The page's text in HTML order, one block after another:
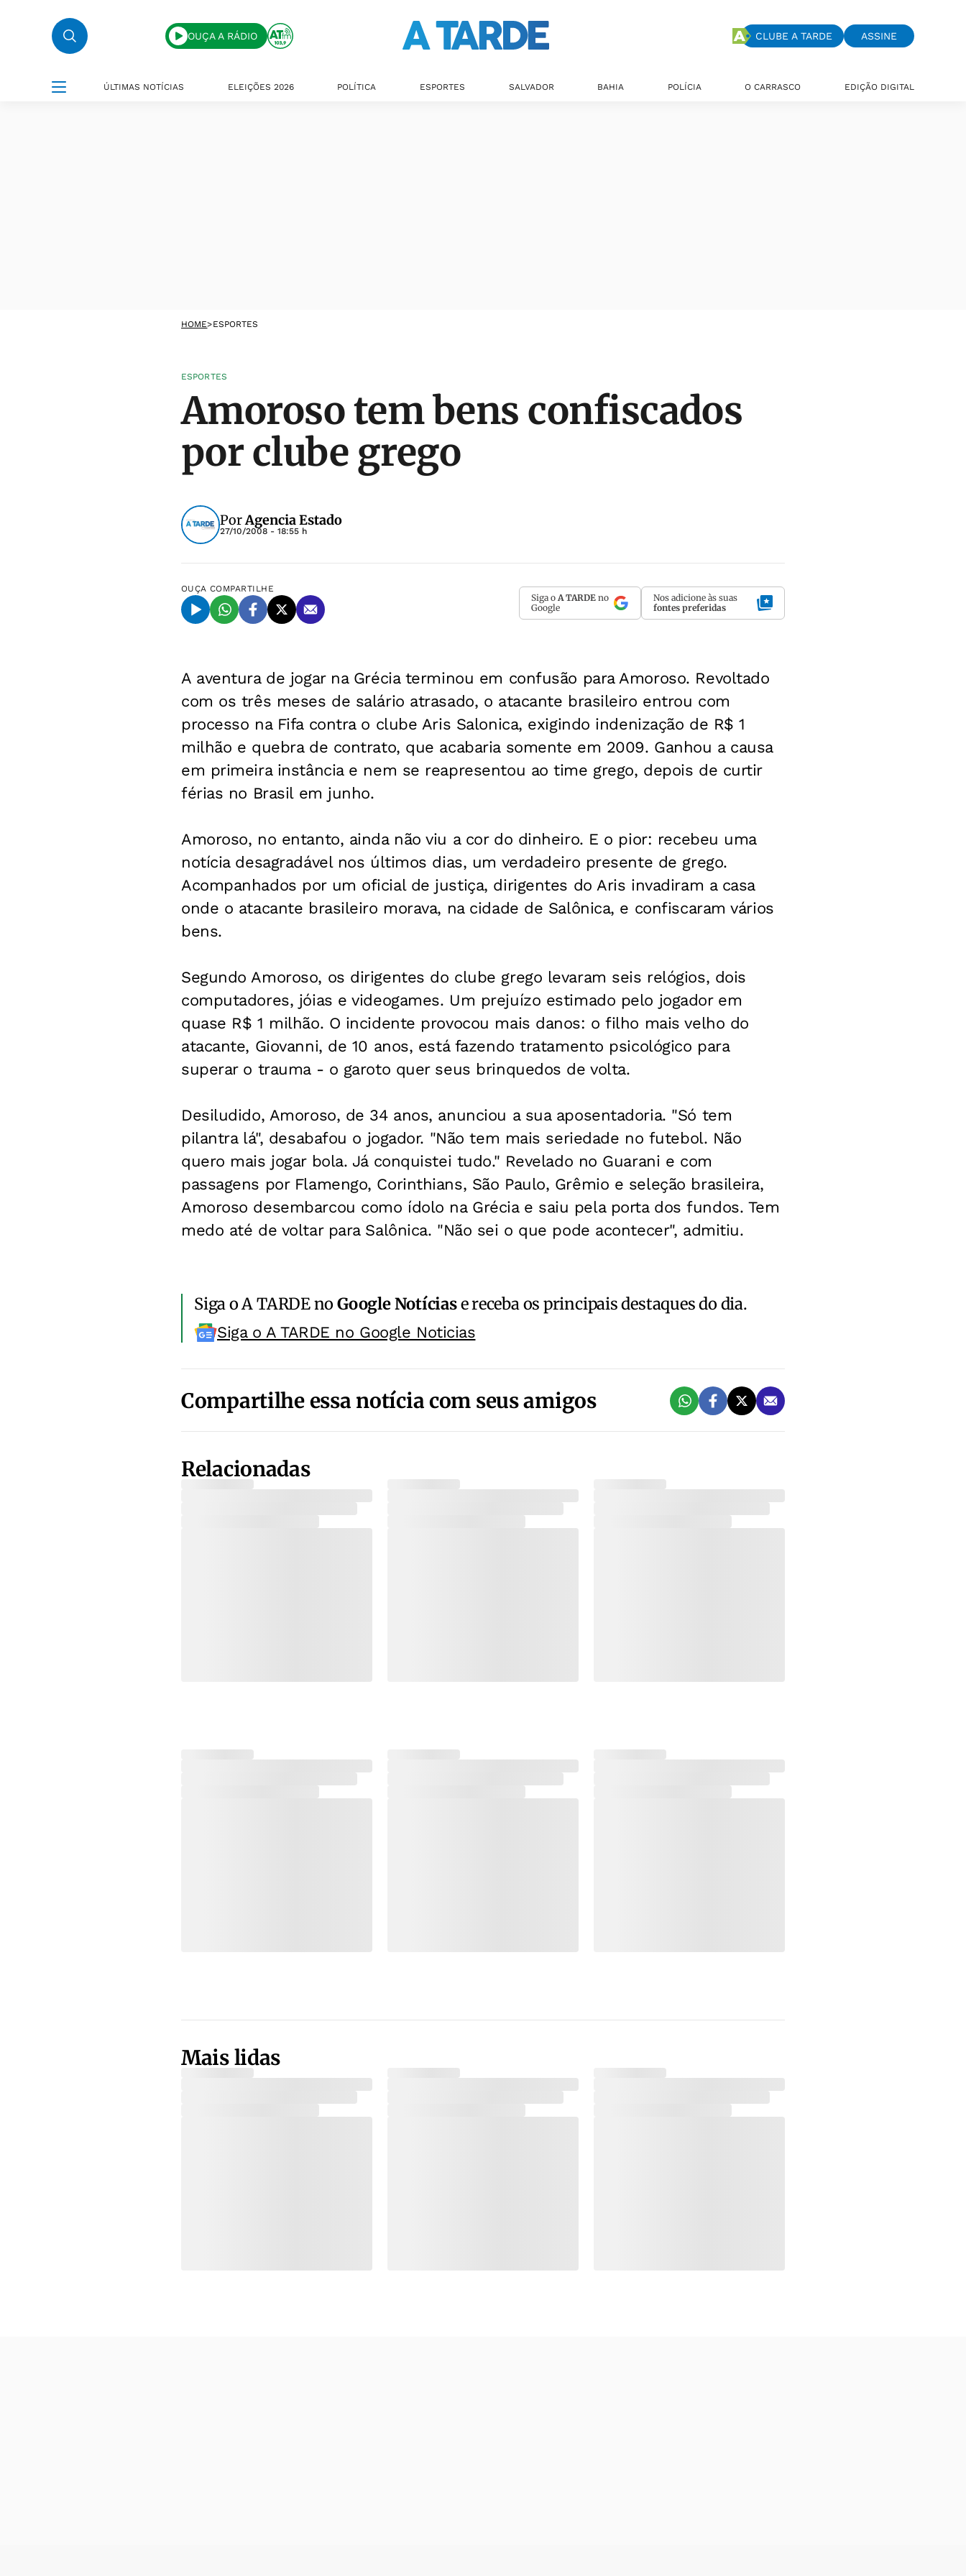
OUÇA A RÁDIO CLUBE A TARDE ASSINE
ÚLTIMAS NOTÍCIAS ELEIÇÕES 2026 POLÍTICA ESPORTES SALVADOR BAHIA POLÍCIA O CARRASCO EDIÇÃO DIGITAL
HOME>ESPORTES
ESPORTES
Amoroso tem bens confiscados
por clube grego
PorAgencia Estado
27/10/2008 - 18:55 h
OUÇA COMPARTILHE
Siga o A TARDE no
Google
Nos adicione às suas
fontes preferidas
A aventura de jogar na Grécia terminou em confusão para Amoroso. Revoltado
com os três meses de salário atrasado, o atacante brasileiro entrou com
processo na Fifa contra o clube Aris Salonica, exigindo indenização de R$ 1
milhão e quebra de contrato, que acabaria somente em 2009. Ganhou a causa
em primeira instância e nem se reapresentou ao time grego, depois de curtir
férias no Brasil em junho.
Amoroso, no entanto, ainda não viu a cor do dinheiro. E o pior: recebeu uma
notícia desagradável nos últimos dias, um verdadeiro presente de grego.
Acompanhados por um oficial de justiça, dirigentes do Aris invadiram a casa
onde o atacante brasileiro morava, na cidade de Salônica, e confiscaram vários
bens.
Segundo Amoroso, os dirigentes do clube grego levaram seis relógios, dois
computadores, jóias e videogames. Um prejuízo estimado pelo jogador em
quase R$ 1 milhão. O incidente provocou mais danos: o filho mais velho do
atacante, Giovanni, de 10 anos, está fazendo tratamento psicológico para
superar o trauma - o garoto quer seus brinquedos de volta.
Desiludido, Amoroso, de 34 anos, anunciou a sua aposentadoria. "Só tem
pilantra lá", desabafou o jogador. "Não tem mais seriedade no futebol. Não
quero mais jogar bola. Já conquistei tudo." Revelado no Guarani e com
passagens por Flamengo, Corinthians, São Paulo, Grêmio e seleção brasileira,
Amoroso desembarcou como ídolo na Grécia e saiu pela porta dos fundos. Tem
medo até de voltar para Salônica. "Não sei o que pode acontecer", admitiu.
Siga o A TARDE noGoogle Notíciase receba os principais destaques do dia.
Siga o A TARDE no Google Noticias
Compartilhe essa notícia com seus amigos
Relacionadas
Mais lidas